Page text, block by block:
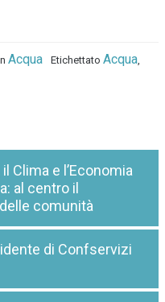
Acqua Etichettato Acqua,
Clima e l’Economia
al centro il
comunità
di Confservizi